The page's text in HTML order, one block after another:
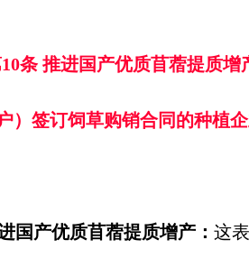
条 推进国产优质苜蓿提质
户）签订饲草购销合同的种植
国产优质苜蓿提质增产： 这